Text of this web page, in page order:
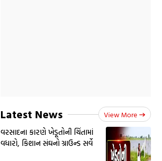
Latest News View More
વરસાદના કારણે ખેડૂતોની ચિંતામાં
વધારો, કિશાન સંઘનો ગ્રાઉન્ડ સર્વે